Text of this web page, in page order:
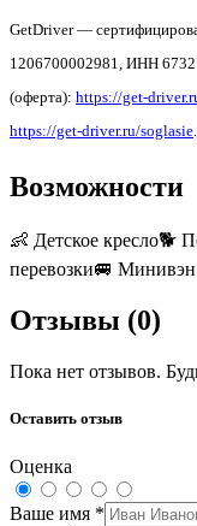
GetDriver —
1206700002981, ИНН
(оферта): https://get-
https://get-driver.ru/soglasie
Возможности
👶 Детское кресло🐕
перевозки🚐 Минивэн
Отзывы (0)
Пока нет отзывов.
Оставить отзыв
Оценка
Ваше имя *